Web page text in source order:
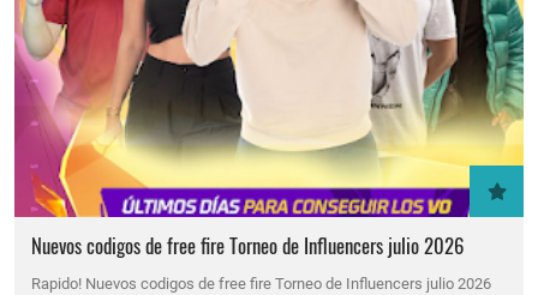
Nuevos codigos de free fire Torneo de Influencers julio 2026
Rapido! Nuevos codigos de free fire Torneo de Influencers julio 2026